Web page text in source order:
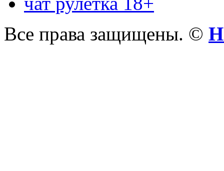
Все права защищены. ©